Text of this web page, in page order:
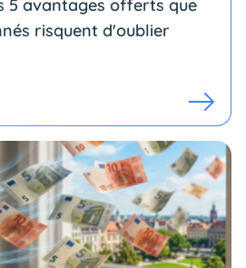
5 avantages offerts que
risquent d'oublier